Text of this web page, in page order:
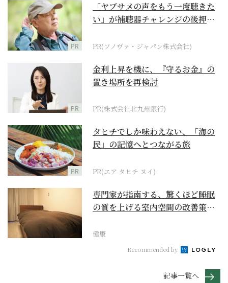
PR
「ヤブサメの声をもう一度聴きた
い」が補聴器チャレンジの後押し
PR(ソノヴァ・ジャパン株式会社)
PR
金利上昇を機に、『守るお金』の
置き場所を再検討
PR(株式会社北九州銀行)
PR
タヒチでしか味わえない、「海の
民」の記憶へとつながる旅
PR(エア タヒチ ヌイ)
専門家が指南する、驚くほど睡眠
の質を上げる室内空間の改善策と
健康
Recommended by
記事一覧へ